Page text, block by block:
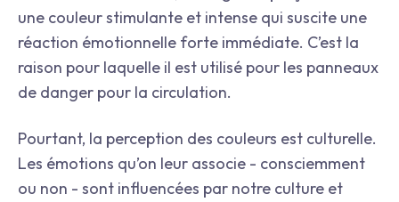
une couleur stimulante et intense qui suscite une
réaction émotionnelle forte immédiate. C’est la
raison pour laquelle il est utilisé pour les panneaux
de danger pour la circulation.
Pourtant, la perception des couleurs est culturelle.
Les émotions qu’on leur associe - consciemment
ou non - sont influencées par notre culture et